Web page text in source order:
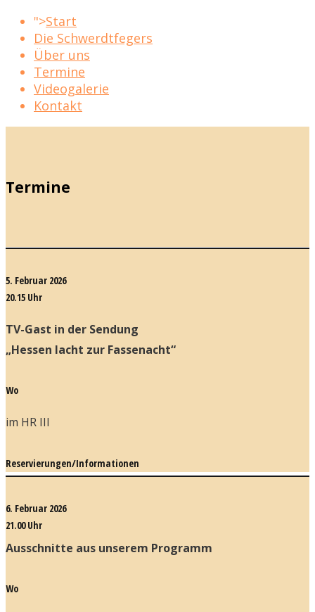
">Start
Die Schwerdtfegers
Über uns
Termine
Videogalerie
Kontakt
Termine
5. Februar 2026
20.15 Uhr
TV-Gast in der Sendung
„Hessen lacht zur Fassenacht“
Wo
im HR III
Reservierungen/Informationen
6. Februar 2026
21.00 Uhr
Ausschnitte aus unserem Programm
Wo